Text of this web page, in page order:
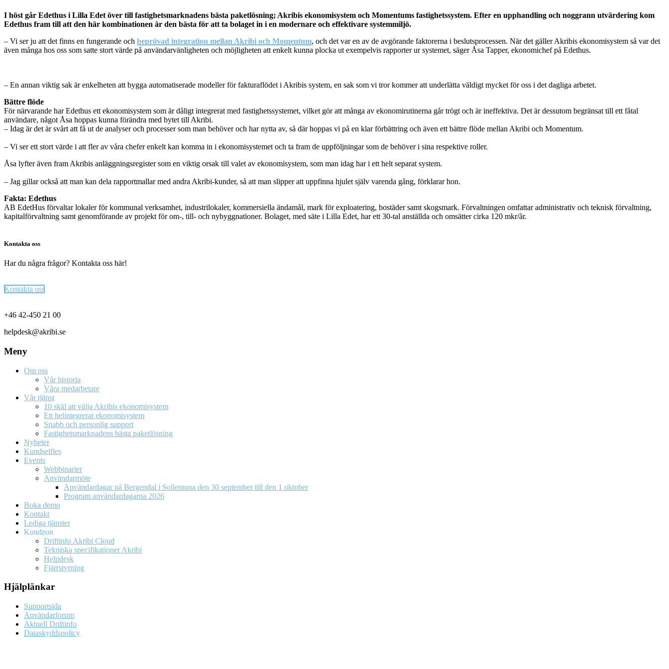
I höst går Edethus i Lilla Edet över till fastighetsmarknadens bästa paketlösning; Akribis ekonomisystem och Momentums fastighetssystem. Efter en upphandling och noggrann utvärdering kom
Edethus fram till att den här kombinationen är den bästa för att ta bolaget in i en modernare och effektivare systemmiljö.
– Vi ser ju att det finns en fungerande och beprövad integration mellan Akribi och Momentum, och det var en av de avgörande faktorerna i beslutsprocessen. När det gäller Akribis ekonomisystem så var det
även många hos oss som satte stort värde på användarvänligheten och möjligheten att enkelt kunna plocka ut exempelvis rapporter ur systemet, säger Åsa Tapper, ekonomichef på Edethus.
– En annan viktig sak är enkelheten att bygga automatiserade modeller för fakturaflödet i Akribis system, en sak som vi tror kommer att underlätta väldigt mycket för oss i det dagliga arbetet.
Bättre flöde
För närvarande har Edethus ett ekonomisystem som är dåligt integrerat med fastighetssystemet, vilket gör att många av ekonomirutinerna går trögt och är ineffektiva. Det är dessutom begränsat till ett fåtal
användare, något Åsa hoppas kunna förändra med bytet till Akribi.
– Idag är det är svårt att få ut de analyser och processer som man behöver och har nytta av, så där hoppas vi på en klar förbättring och även ett bättre flöde mellan Akribi och Momentum.
– Vi ser ett stort värde i att fler av våra chefer enkelt kan komma in i ekonomisystemet och ta fram de uppföljningar som de behöver i sina respektive roller.
Åsa lyfter även fram Akribis anläggningsregister som en viktig orsak till valet av ekonomisystem, som man idag har i ett helt separat system.
– Jag gillar också att man kan dela rapportmallar med andra Akribi-kunder, så att man slipper att uppfinna hjulet själv varenda gång, förklarar hon.
Fakta: Edethus
AB EdetHus förvaltar lokaler för kommunal verksamhet, industrilokaler, kommersiella ändamål, mark för exploatering, bostäder samt skogsmark. Förvaltningen omfattar administrativ och teknisk förvaltning,
kapitalförvaltning samt genomförande av projekt för om-, till- och nybyggnationer. Bolaget, med säte i Lilla Edet, har ett 30-tal anställda och omsätter cirka 120 mkr/år.
Kontakta oss
Har du några frågor? Kontakta oss här!
Kontakta oss
+46 42-450 21 00
helpdesk@akribi.se
Meny
Om oss
Vår historia
Våra medarbetare
Vår tjänst
10 skäl att välja Akribis ekonomisystem
Ett helintegrerat ekonomisystem
Snabb och personlig support
Fastighetsmarknadens bästa paketlösning
Nyheter
Kundselfies
Events
Webbinarier
Användarmöte
Användardagar på Bergendal i Sollentuna den 30 september till den 1 oktober
Program användardagarna 2026
Boka demo
Kontakt
Lediga tjänster
Kundzon
Driftinfo Akribi Cloud
Tekniska specifikationer Akribi
Helpdesk
Fjärrstyrning
Hjälplänkar
Supportsida
Användarforum
Aktuell Driftinfo
Dataskyddspolicy